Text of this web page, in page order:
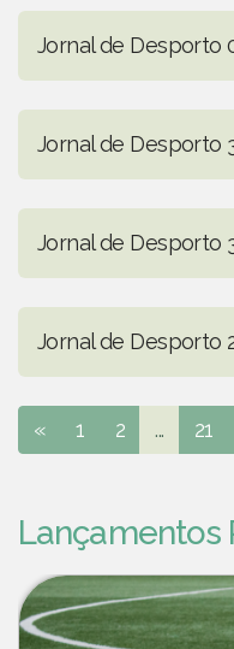
Jornal de Desporto
Jornal de Desporto
Jornal de Desporto
Jornal de Desporto
« 1 2 ... 21
Lançamentos